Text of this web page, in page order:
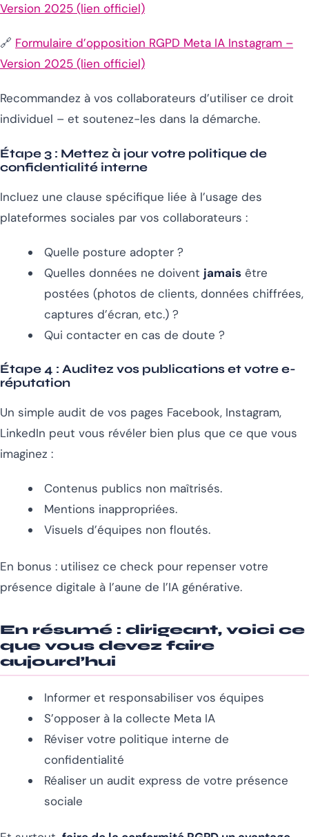
Version 2025 (lien officiel)
🔗 Formulaire d’opposition RGPD Meta IA Instagram –
Version 2025 (lien officiel)
Recommandez à vos collaborateurs d’utiliser ce droit
individuel – et soutenez-les dans la démarche.
Étape 3 : Mettez à jour votre politique de
confidentialité interne
Incluez une clause spécifique liée à l’usage des
plateformes sociales par vos collaborateurs :
Quelle posture adopter ?
Quelles données ne doivent jamaisêtre
postées (photos de clients, données chiffrées,
captures d’écran, etc.) ?
Qui contacter en cas de doute ?
Étape 4 : Auditez vos publications et votre e-
réputation
Un simple audit de vos pages Facebook, Instagram,
LinkedIn peut vous révéler bien plus que ce que vous
imaginez :
Contenus publics non maîtrisés.
Mentions inappropriées.
Visuels d’équipes non floutés.
En bonus : utilisez ce check pour repenser votre
présence digitale à l’aune de l’IA générative.
En résumé : dirigeant, voici ce
que vous devez faire
aujourd’hui
Informer et responsabiliser vos équipes
S’opposer à la collecte Meta IA
Réviser votre politique interne de
confidentialité
Réaliser un audit express de votre présence
sociale